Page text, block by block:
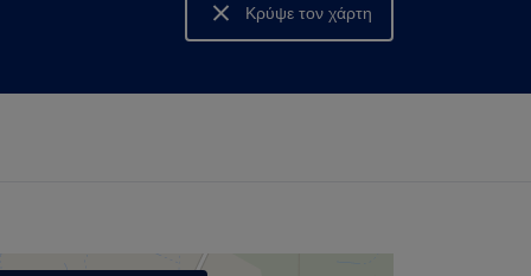
Κρύψε τον χάρτη
Δες τον χάρτη